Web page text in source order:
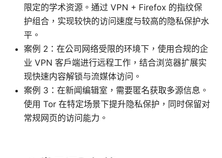
限定的学术资源。通过 VPN + Firefox 的指纹保
护组合，实现较快的访问速度与较高的隐私保护水
平。
案例 2：在公司网络受限的环境下，使用合规的企
业 VPN 客户端进行远程工作，结合浏览器扩展实
现快速内容解锁与流媒体访问。
案例 3：在新闻编辑室，需要匿名获取多源信息。
使用 Tor 在特定场景下提升隐私保护，同时保留对
常规网页的访问能力。